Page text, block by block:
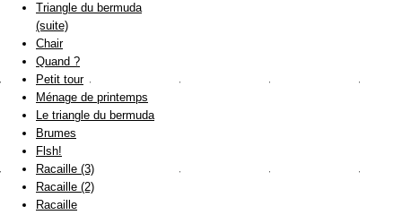
Triangle du bermuda
(suite)
Chair
Quand ?
Petit tour
Ménage de printemps
Le triangle du bermuda
Brumes
Flsh!
Racaille (3)
Racaille (2)
Racaille